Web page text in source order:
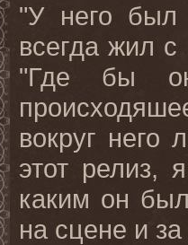
"У него был
всегда жил
"Где бы
вокруг него
этот релиз,
каким он
на сцене и